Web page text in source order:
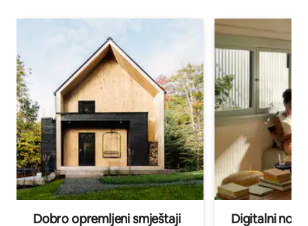
Dobro opremljeni smještaji Digitalni